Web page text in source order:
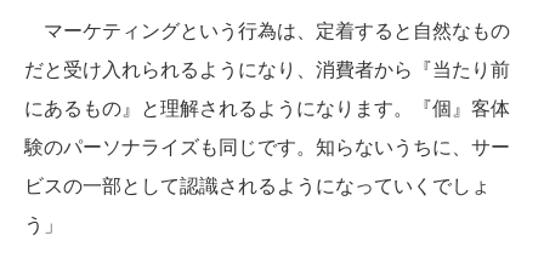
マーケティングという行為は、定着すると自然なもの
だと受け入れられるようになり、消費者から『当たり前
にあるもの』と理解されるようになります。『個』客体
験のパーソナライズも同じです。知らないうちに、サー
ビスの一部として認識されるようになっていくでしょ
う」